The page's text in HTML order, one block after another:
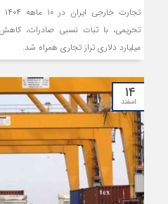
میلیارد دلاری تراز تجاری همراه شد.
۱۴
اسفند